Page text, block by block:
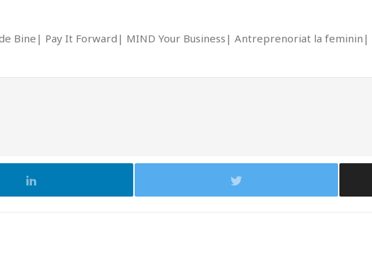
Bine Pay It Forward MIND Your Business Antreprenoriat la feminin